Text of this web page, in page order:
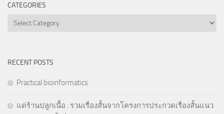
CATEGORIES
Categories
RECENT POSTS
Practical bioinformatics
แด่ร้านปลูกเนื้อ : รวมเรื่องสั้นจากโครงการประกวดเรื่องสั้นแนว